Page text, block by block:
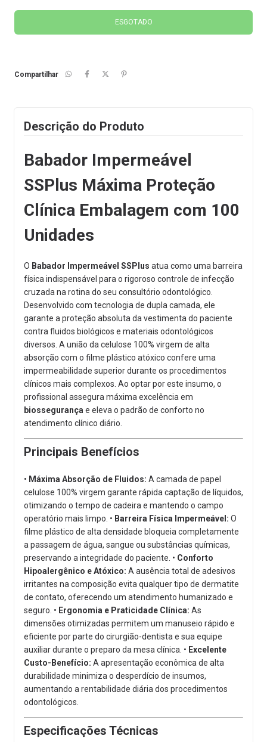
Compartilhar
Descrição do Produto
Babador Impermeável
SSPlus Máxima Proteção
Clínica Embalagem com 100
Unidades
O Babador Impermeável SSPlus atua como uma barreira
física indispensável para o rigoroso controle de infecção
cruzada na rotina do seu consultório odontológico.
Desenvolvido com tecnologia de dupla camada, ele
garante a proteção absoluta da vestimenta do paciente
contra fluidos biológicos e materiais odontológicos
diversos. A união da celulose 100% virgem de alta
absorção com o filme plástico atóxico confere uma
impermeabilidade superior durante os procedimentos
clínicos mais complexos. Ao optar por este insumo, o
profissional assegura máxima excelência em
biossegurança e eleva o padrão de conforto no
atendimento clínico diário.
Principais Benefícios
• Máxima Absorção de Fluidos: A camada de papel
celulose 100% virgem garante rápida captação de líquidos,
otimizando o tempo de cadeira e mantendo o campo
operatório mais limpo. • Barreira Física Impermeável: O
filme plástico de alta densidade bloqueia completamente
a passagem de água, sangue ou substâncias químicas,
preservando a integridade do paciente. • Conforto
Hipoalergênico e Atóxico: A ausência total de adesivos
irritantes na composição evita qualquer tipo de dermatite
de contato, oferecendo um atendimento humanizado e
seguro. • Ergonomia e Praticidade Clínica: As
dimensões otimizadas permitem um manuseio rápido e
eficiente por parte do cirurgião-dentista e sua equipe
auxiliar durante o preparo da mesa clínica. • Excelente
Custo-Benefício: A apresentação econômica de alta
durabilidade minimiza o desperdício de insumos,
aumentando a rentabilidade diária dos procedimentos
odontológicos.
Especificações Técnicas